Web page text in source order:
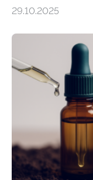
Forschende die
Region Kachin in
ausgezeichnetem
Art einer neuen
nun den Namen
fossile Nachweis
stellt gleichzeitig
Mückenlarve aus
29.10.2025